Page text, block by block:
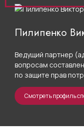
О
техники),
О замене
Пилипенко
Ведущий партнер
вопросам
по защите прав
Смотреть профиль